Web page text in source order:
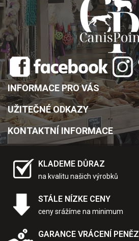
INFORMACE PRO VÁS
UŽITEČNÉ ODKAZY
KONTAKTNÍ INFORMACE
KLADEME DŮRAZ
na kvalitu našich výrobků
STÁLE NÍZKE CENY
ceny srážíme na minimum
GARANCE VRÁCENÍ PENĚZ